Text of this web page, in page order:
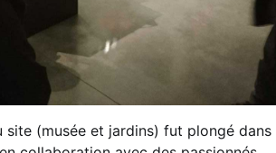
(musée et jardins) fut plongé